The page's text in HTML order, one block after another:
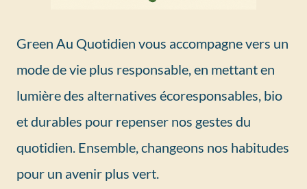
Green Au Quotidien vous accompagne vers un
mode de vie plus responsable, en mettant en
lumière des alternatives écoresponsables, bio
et durables pour repenser nos gestes du
quotidien. Ensemble, changeons nos habitudes
pour un avenir plus vert.